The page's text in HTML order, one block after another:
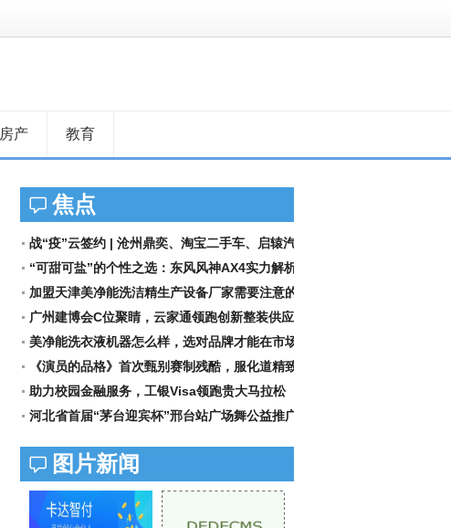
房产 教育
焦点
战“疫”云签约 | 沧州鼎奕、淘宝二手车、启辕汽
“可甜可盐”的个性之选：东风风神AX4实力解析
加盟天津美净能洗洁精生产设备厂家需要注意的
问
广州建博会C位聚睛，云家通领跑创新整装供应
链
美净能洗衣液机器怎么样，选对品牌才能在市场
拥
《演员的品格》首次甄别赛制残酷，服化道精致
堪
助力校园金融服务，工银Visa领跑贵大马拉松
河北省首届“茅台迎宾杯”邢台站广场舞公益推广
图片新闻